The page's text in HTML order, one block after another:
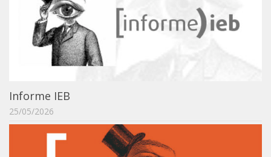
Livros publicados
MarioScriptor
Revista do IEB
Collection
History
IEB Archive
Informe IEB
25/05/2026